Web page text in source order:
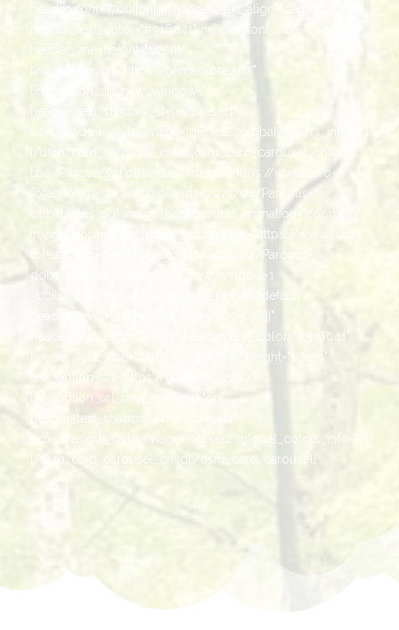
header_font="|700||on|||||" header_text_align="center"
header_text_color="#316041" header_font_size="24px"
header_line_height="1.2em"
link_option_url="https://gameoforez.fr/"
link_option_url_new_window="on"
header_text_shadow_style="preset1"
box_shadow_style_image="preset2" global_colors_info="{}"]
[/dsm_card_carousel_child][dsm_card_carousel_child
title="Parcours d'obstacles" image="https://www.acro-
forez.fr/wp-content/uploads/2021/04/Parcous-
dobstacles.jpg" image_background_animation="zoom_in"
image_popup="on" image_popup_src="https://www.acro-
forez.fr/wp-content/uploads/2021/04/Parcous-
dobstacles.jpg" button_url_new_window=1
_builder_version=4.16 _module_preset="default"
header_level="h3" header_font="|700||on|||||"
header_text_align="center" header_text_color="#316041"
header_font_size="24px" header_line_height="1.2em"
link_option_url="https://gameoforez.fr/"
link_option_url_new_window="on"
header_text_shadow_style="preset1"
box_shadow_style_image="preset2" global_colors_info="{}"]
[/dsm_card_carousel_child][/dsm_card_carousel]